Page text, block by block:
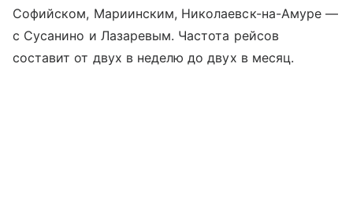
Софийском, Мариинским, Николаевск-на-Амуре —
с Сусанино и Лазаревым. Частота рейсов
составит от двух в неделю до двух в месяц.